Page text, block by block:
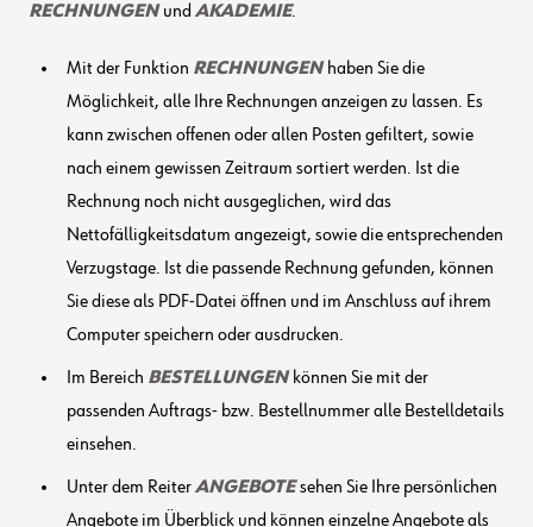
RECHNUNGENund AKADEMIE.
Mit der Funktion RECHNUNGEN haben Sie die
Möglichkeit, alle Ihre Rechnungen anzeigen zu lassen. Es
kann zwischen offenen oder allen Posten gefiltert, sowie
nach einem gewissen Zeitraum sortiert werden. Ist die
Rechnung noch nicht ausgeglichen, wird das
Nettofälligkeitsdatum angezeigt, sowie die entsprechenden
Verzugstage. Ist die passende Rechnung gefunden, können
Sie diese als PDF-Datei öffnen und im Anschluss auf ihrem
Computer speichern oder ausdrucken.
Im Bereich BESTELLUNGEN können Sie mit der
passenden Auftrags- bzw. Bestellnummer alle Bestelldetails
einsehen.
Unter dem ReiterANGEBOTEsehen Sie Ihre persönlichen
Angebote im Überblick und können einzelne Angebote als